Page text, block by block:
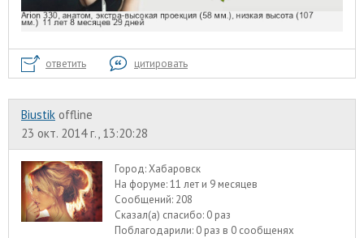
ответить цитировать
Biustik offline
23 окт. 2014 г., 13:20:28
Город:Хабаровск
На форуме:11 лет и 9 месяцев
Сообщений: 208
Сказал(а) спасибо: 0 раз
Поблагодарили: 0 раз в 0 сообщенях